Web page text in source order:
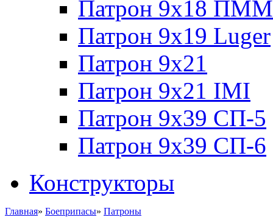
Патрон 9x18 ПММ
Патрон 9x19 Luger
Патрон 9x21
Патрон 9x21 IMI
Патрон 9x39 СП-5
Патрон 9x39 СП-6
Конструкторы
Главная» Боеприпасы» Патроны